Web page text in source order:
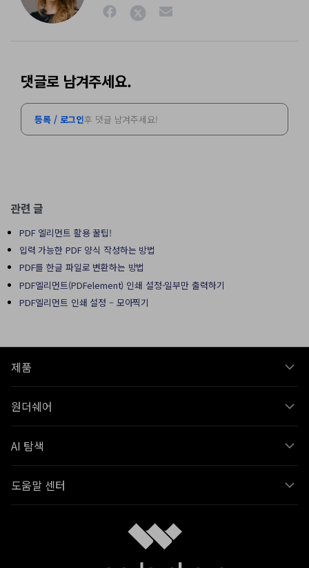
댓글로 남겨주세요.
등록 / 로그인후 댓글 남겨주세요!
관련 글
PDF 엘리먼트 활용 꿀팁!
입력 가능한 PDF 양식 작성하는 방법
PDF를 한글 파일로 변환하는 방법
PDF엘리먼트(PDFelement) 인쇄 설정-일부만 출력하기
PDF엘리먼트 인쇄 설정 – 모아찍기
제품
원더쉐어
AI 탐색
도움말 센터